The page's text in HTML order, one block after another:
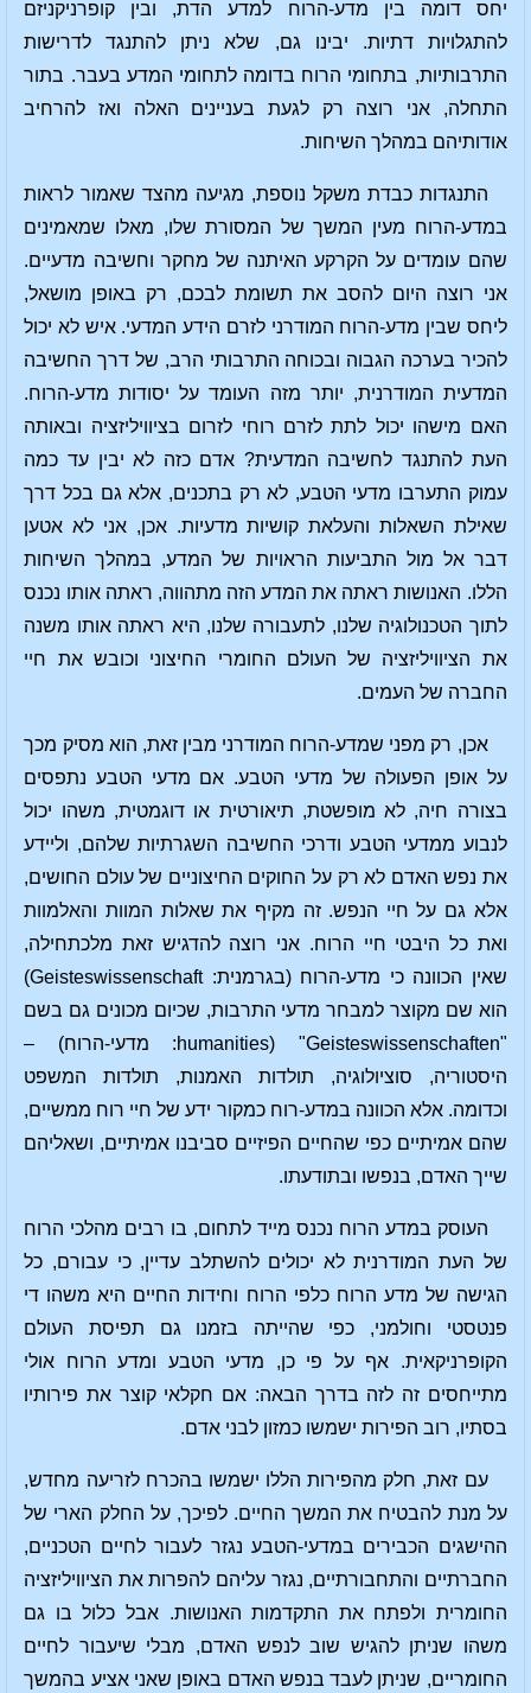
יחס דומה בין מדע-הרוח למדע הדת, ובין קופרניקניזם
להתגלויות דתיות. יבינו גם, שלא ניתן להתנגד לדרישות
התרבותיות, בתחומי הרוח בדומה לתחומי המדע בעבר. בתור
התחלה, אני רוצה רק לגעת בעניינים האלה ואז להרחיב
אודותיהם במהלך השיחות.
התנגדות כבדת משקל נוספת, מגיעה מהצד שאמור לראות
במדע-הרוח מעין המשך של המסורת שלו, מאלו שמאמינים
שהם עומדים על הקרקע האיתנה של מחקר וחשיבה מדעיים.
אני רוצה היום להסב את תשומת לבכם, רק באופן מושאל,
ליחס שבין מדע-הרוח המודרני לזרם הידע המדעי. איש לא יכול
להכיר בערכה הגבוה ובכוחה התרבותי הרב, של דרך החשיבה
המדעית המודרנית, יותר מזה העומד על יסודות מדע-הרוח.
האם מישהו יכול לתת לזרם רוחי לזרום בציוויליזציה ובאותה
העת להתנגד לחשיבה המדעית? אדם כזה לא יבין עד כמה
עמוק התערבו מדעי הטבע, לא רק בתכנים, אלא גם בכל דרך
שאילת השאלות והעלאת קושיות מדעיות. אכן, אני לא אטען
דבר אל מול התביעות הראויות של המדע, במהלך השיחות
הללו. האנושות ראתה את המדע הזה מתהווה, ראתה אותו נכנס
לתוך הטכנולוגיה שלנו, לתעבורה שלנו, היא ראתה אותו משנה
את הציוויליזציה של העולם החומרי החיצוני וכובש את חיי
החברה של העמים.
אכן, רק מפני שמדע-הרוח המודרני מבין זאת, הוא מסיק מכך
על אופן הפעולה של מדעי הטבע. אם מדעי הטבע נתפסים
בצורה חיה, לא מופשטת, תיאורטית או דוגמטית, משהו יכול
לנבוע ממדעי הטבע ודרכי החשיבה השגרתיות שלהם, וליידע
את נפש האדם לא רק על החוקים החיצוניים של עולם החושים,
אלא גם על חיי הנפש. זה מקיף את שאלות המוות והאלמוות
ואת כל היבטי חיי הרוח. אני רוצה להדגיש זאת מלכתחילה,
שאין הכוונה כי מדע-הרוח (בגרמנית: Geisteswissenschaft)
הוא שם מקוצר למבחר מדעי התרבות, שכיום מכונים גם בשם
"Geisteswissenschaften" (humanities: מדעי-הרוח) –
היסטוריה, סוציולוגיה, תולדות האמנות, תולדות המשפט
וכדומה. אלא הכוונה במדע-רוח כמקור ידע של חיי רוח ממשיים,
שהם אמיתיים כפי שהחיים הפיזיים סביבנו אמיתיים, ושאליהם
שייך האדם, בנפשו ובתודעתו.
העוסק במדע הרוח נכנס מייד לתחום, בו רבים מהלכי הרוח
של העת המודרנית לא יכולים להשתלב עדיין, כי עבורם, כל
הגישה של מדע הרוח כלפי הרוח וחידות החיים היא משהו די
פנטסטי וחולמני, כפי שהייתה בזמנו גם תפיסת העולם
הקופרניקאית. אף על פי כן, מדעי הטבע ומדע הרוח אולי
מתייחסים זה לזה בדרך הבאה: אם חקלאי קוצר את פירותיו
בסתיו, רוב הפירות ישמשו כמזון לבני אדם.
עם זאת, חלק מהפירות הללו ישמשו בהכרח לזריעה מחדש,
על מנת להבטיח את המשך החיים. לפיכך, על החלק הארי של
ההישגים הכבירים במדעי-הטבע נגזר לעבור לחיים הטכניים,
החברתיים והתחבורתיים, נגזר עליהם להפרות את הציוויליזציה
החומרית ולפתח את התקדמות האנושות. אבל כלול בו גם
משהו שניתן להגיש שוב לנפש האדם, מבלי שיעבור לחיים
החומריים, שניתן לעבד בנפש האדם באופן שאני אציע בהמשך